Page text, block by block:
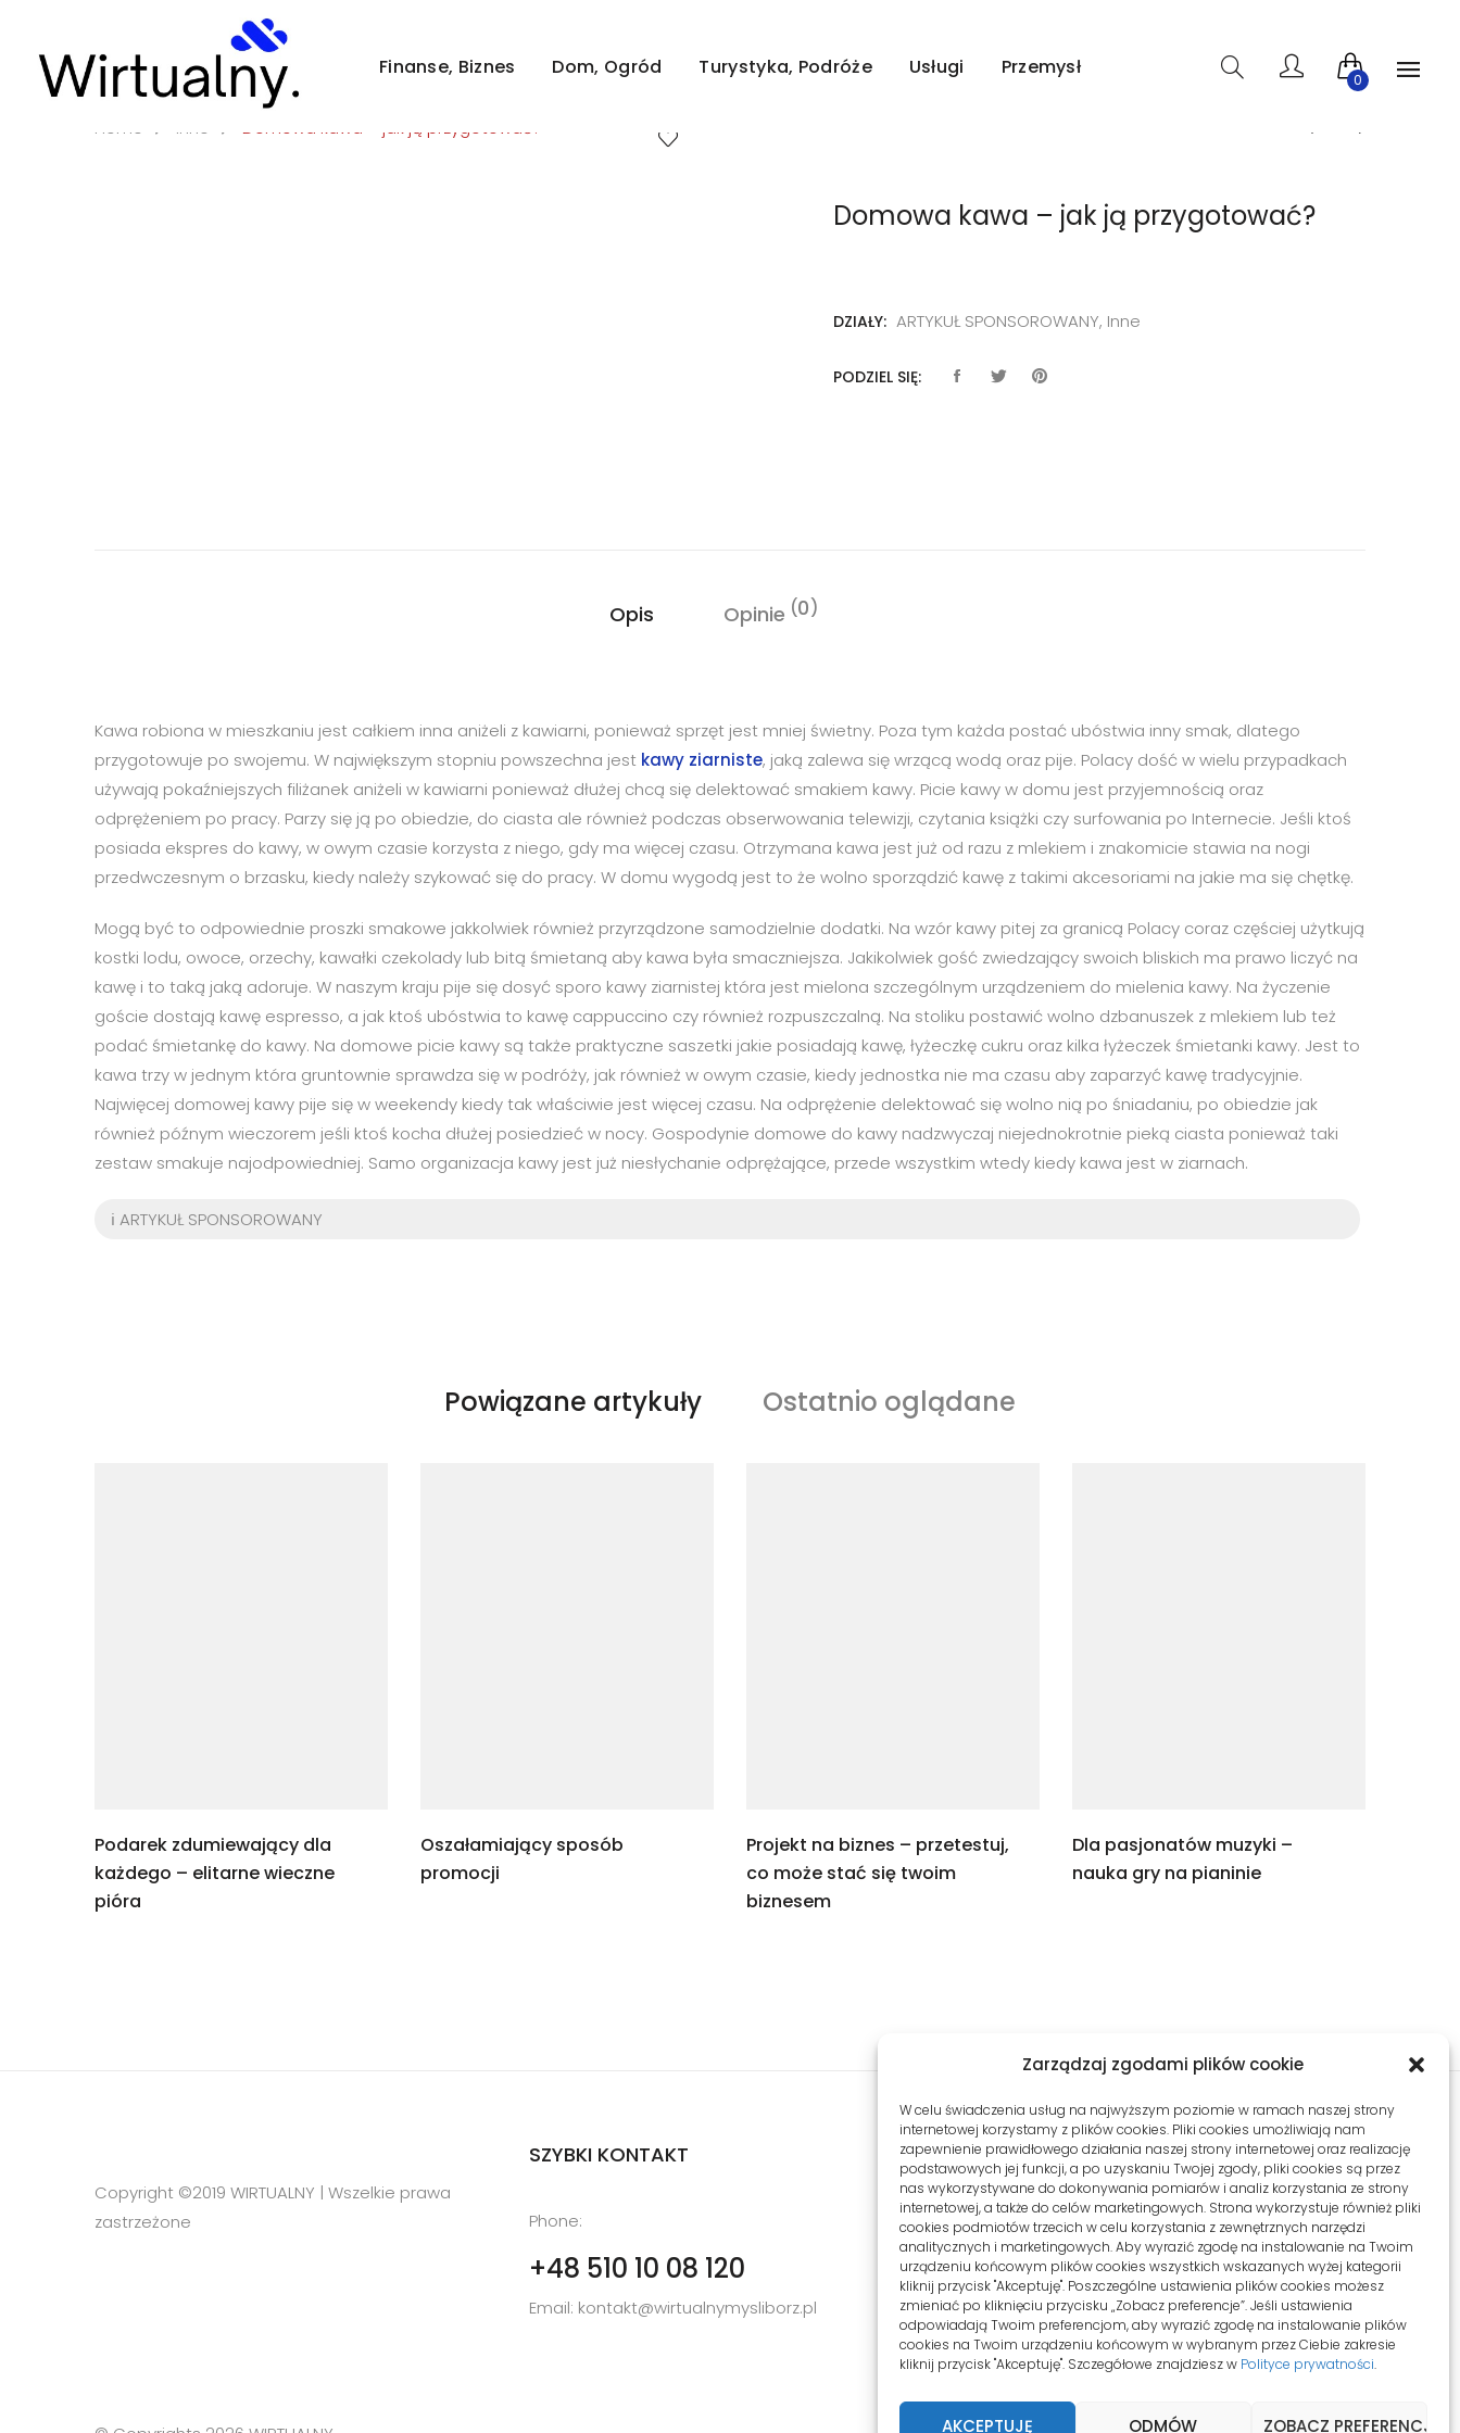
Zarządzaj zgodami plików cookie
W celu świadczenia usług na najwyższym poziomie w ramach naszej strony
internetowej korzystamy z plików cookies. Pliki cookies umożliwiają nam
zapewnienie prawidłowego działania naszej strony internetowej oraz realizację
podstawowych jej funkcji, a po uzyskaniu Twojej zgody, pliki cookies są przez
nas wykorzystywane do dokonywania pomiarów i analiz korzystania ze strony
internetowej, a także do celów marketingowych. Strona wykorzystuje również pliki
cookies podmiotów trzecich w celu korzystania z zewnętrznych narzędzi
analitycznych i marketingowych. Aby wyrazić zgodę na instalowanie na Twoim
urządzeniu końcowym plików cookies wszystkich wskazanych wyżej kategorii
kliknij przycisk "Akceptuję". Poszczególne ustawienia plików cookies możesz
zmieniać po kliknięciu przycisku „Zobacz preferencje”. Jeśli ustawienia
odpowiadają Twoim preferencjom, aby wyrazić zgodę na instalowanie plików
cookies na Twoim urządzeniu końcowym w wybranym przez Ciebie zakresie
kliknij przycisk "Akceptuję". Szczegółowe znajdziesz w Polityce prywatności.
AKCEPTUJĘ ODMÓW ZOBACZ PREFERENCJE
Strona/Blog w całości ma charakter reklamowy, a zamieszczone na niej artykuły mają na celu pozycjonowanie stron www. Żaden z wpisów nie pochodzi od użytkowników, a
Finanse, Biznes Dom, Ogród Turystyka, Podróże Usługi Przemysł
0
Home Inne Domowa kawa – jak ją przygotować?
Domowa kawa – jak ją przygotować?
DZIAŁY: ARTYKUŁ SPONSOROWANY, Inne
PODZIEL SIĘ:
Opis Opinie 0
Kawa robiona w mieszkaniu jest całkiem inna aniżeli z kawiarni, ponieważ sprzęt jest mniej świetny. Poza tym każda postać ubóstwia inny smak, dlatego
przygotowuje po swojemu. W największym stopniu powszechna jest kawy ziarniste, jaką zalewa się wrzącą wodą oraz pije. Polacy dość w wielu przypadkach
używają pokaźniejszych filiżanek aniżeli w kawiarni ponieważ dłużej chcą się delektować smakiem kawy. Picie kawy w domu jest przyjemnością oraz
odprężeniem po pracy. Parzy się ją po obiedzie, do ciasta ale również podczas obserwowania telewizji, czytania książki czy surfowania po Internecie. Jeśli ktoś
posiada ekspres do kawy, w owym czasie korzysta z niego, gdy ma więcej czasu. Otrzymana kawa jest już od razu z mlekiem i znakomicie stawia na nogi
przedwczesnym o brzasku, kiedy należy szykować się do pracy. W domu wygodą jest to że wolno sporządzić kawę z takimi akcesoriami na jakie ma się chętkę.
Mogą być to odpowiednie proszki smakowe jakkolwiek również przyrządzone samodzielnie dodatki. Na wzór kawy pitej za granicą Polacy coraz częściej użytkują
kostki lodu, owoce, orzechy, kawałki czekolady lub bitą śmietaną aby kawa była smaczniejsza. Jakikolwiek gość zwiedzający swoich bliskich ma prawo liczyć na
kawę i to taką jaką adoruje. W naszym kraju pije się dosyć sporo kawy ziarnistej która jest mielona szczególnym urządzeniem do mielenia kawy. Na życzenie
goście dostają kawę espresso, a jak ktoś ubóstwia to kawę cappuccino czy również rozpuszczalną. Na stoliku postawić wolno dzbanuszek z mlekiem lub też
podać śmietankę do kawy. Na domowe picie kawy są także praktyczne saszetki jakie posiadają kawę, łyżeczkę cukru oraz kilka łyżeczek śmietanki kawy. Jest to
kawa trzy w jednym która gruntownie sprawdza się w podróży, jak również w owym czasie, kiedy jednostka nie ma czasu aby zaparzyć kawę tradycyjnie.
Najwięcej domowej kawy pije się w weekendy kiedy tak właściwie jest więcej czasu. Na odprężenie delektować się wolno nią po śniadaniu, po obiedzie jak
również późnym wieczorem jeśli ktoś kocha dłużej posiedzieć w nocy. Gospodynie domowe do kawy nadzwyczaj niejednokrotnie pieką ciasta ponieważ taki
zestaw smakuje najodpowiedniej. Samo organizacja kawy jest już niesłychanie odprężające, przede wszystkim wtedy kiedy kawa jest w ziarnach.
ℹ️ ARTYKUŁ SPONSOROWANY
Powiązane artykuły Ostatnio oglądane
Podarek zdumiewający dla
każdego – elitarne wieczne
pióra
Oszałamiający sposób
promocji
Projekt na biznes – przetestuj,
co może stać się twoim
biznesem
Dla pasjonatów muzyki –
nauka gry na pianinie
Copyright ©2019 WIRTUALNY | Wszelkie prawa
zastrzeżone
SZYBKI KONTAKT
Phone:
+48 510 10 08 120
Email: kontakt@wirtualnymysliborz.pl
SIEDZIBA
ul. Konwaliowa 255C/2
62-069 Palędzie
KONTO KLIENTA
Moje konto
Zamówienia
Zgłoszenia